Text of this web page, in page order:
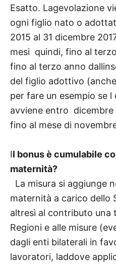
Esatto. Lagevolazione
ogni figlio nato o
2015 al 31 dicembre
mesi quindi, fino al
fino al terzo anno
del figlio adottivo
per fare un esempio se
avviene entro dicembre
fino al mese di
Il bonus è cumulabile
maternità?
La misura si aggiunge
maternità a carico dello
altresì al contributo una
Regioni e alle misure
dagli enti bilaterali in
lavoratori, laddove